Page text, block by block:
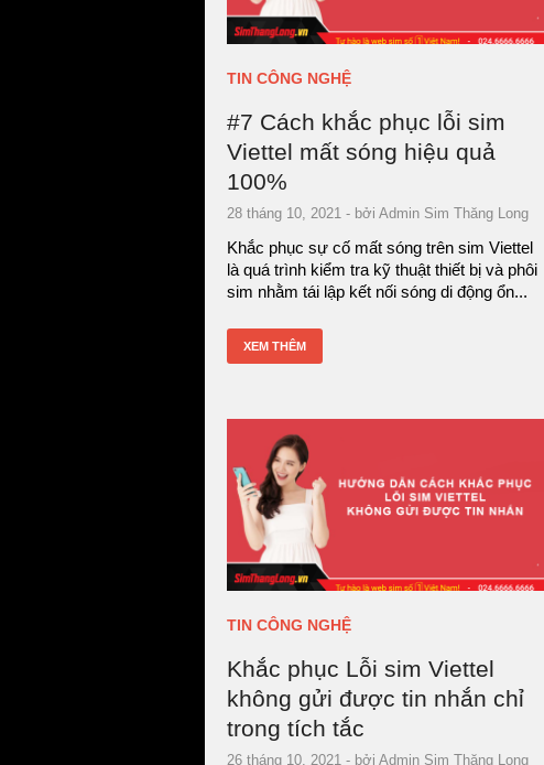
TIN CÔNG NGHỆ
#7 Cách khắc phục lỗi sim
Viettel mất sóng hiệu quả
100%
28 tháng 10, 2021 - bởi Admin Sim Thăng Long
Khắc phục sự cố mất sóng trên sim Viettel
là quá trình kiểm tra kỹ thuật thiết bị và phôi
sim nhằm tái lập kết nối sóng di động ổn...
XEM THÊM
TIN CÔNG NGHỆ
Khắc phục Lỗi sim Viettel
không gửi được tin nhắn chỉ
trong tích tắc
26 tháng 10, 2021 - bởi Admin Sim Thăng Long